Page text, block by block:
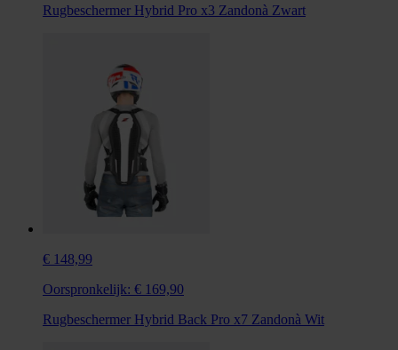
Rugbeschermer Hybrid Pro x3 Zandonà Zwart
€ 148,99
Oorspronkelijk: € 169,90
Rugbeschermer Hybrid Back Pro x7 Zandonà Wit